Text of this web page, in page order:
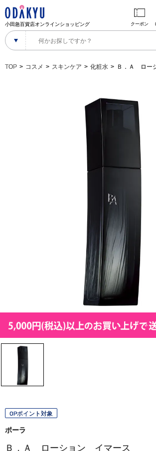
小田急百貨店オンラインショッピング クーポン
TOP コスメ スキンケア 化粧水 Ｂ．Ａ ロー
OPポイント対象
ポーラ
Ｂ．Ａ ローション イマース